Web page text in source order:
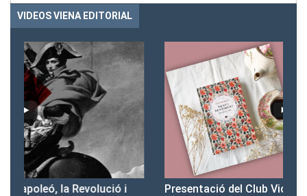
VIDEOS VIENA EDITORIAL
Presentació del Club Victòria